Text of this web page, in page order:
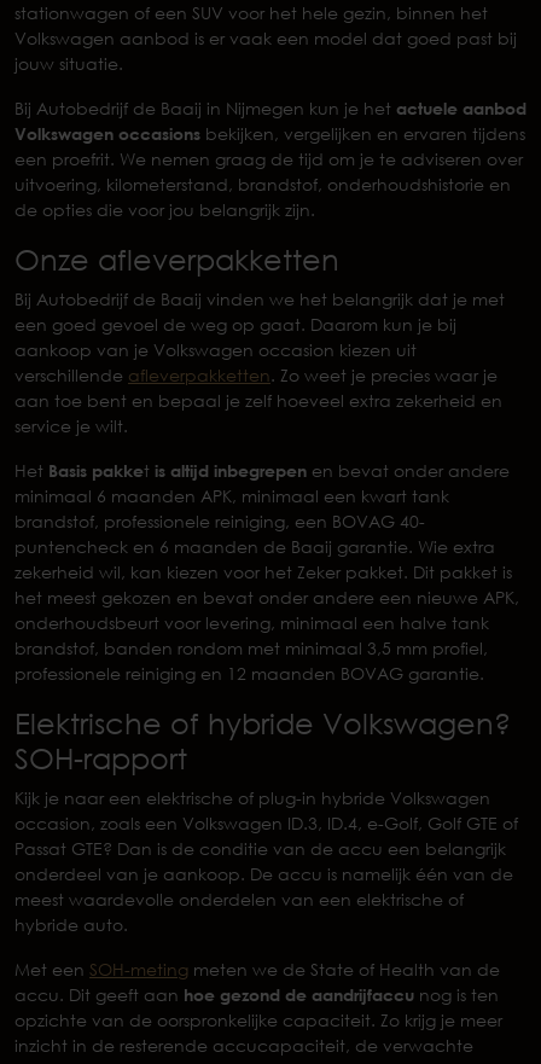
stationwagen of een SUV voor het hele gezin, binnen het
Volkswagen aanbod is er vaak een model dat goed past bij
jouw situatie.
Bij Autobedrijf de Baaij in Nijmegen kun je het actuele aanbod
Volkswagen occasions bekijken, vergelijken en ervaren tijdens
een proefrit. We nemen graag de tijd om je te adviseren over
uitvoering, kilometerstand, brandstof, onderhoudshistorie en
de opties die voor jou belangrijk zijn.
Onze afleverpakketten
Bij Autobedrijf de Baaij vinden we het belangrijk dat je met
een goed gevoel de weg op gaat. Daarom kun je bij
aankoop van je Volkswagen occasion kiezen uit
verschillende afleverpakketten. Zo weet je precies waar je
aan toe bent en bepaal je zelf hoeveel extra zekerheid en
service je wilt.
Het Basis pakket is altijd inbegrepen en bevat onder andere
minimaal 6 maanden APK, minimaal een kwart tank
brandstof, professionele reiniging, een BOVAG 40-
puntencheck en 6 maanden de Baaij garantie. Wie extra
zekerheid wil, kan kiezen voor het Zeker pakket. Dit pakket is
het meest gekozen en bevat onder andere een nieuwe APK,
onderhoudsbeurt voor levering, minimaal een halve tank
brandstof, banden rondom met minimaal 3,5 mm profiel,
professionele reiniging en 12 maanden BOVAG garantie.
Elektrische of hybride Volkswagen?
SOH-rapport
Kijk je naar een elektrische of plug-in hybride Volkswagen
occasion, zoals een Volkswagen ID.3, ID.4, e-Golf, Golf GTE of
Passat GTE? Dan is de conditie van de accu een belangrijk
onderdeel van je aankoop. De accu is namelijk één van de
meest waardevolle onderdelen van een elektrische of
hybride auto.
Met een SOH-meting meten we de State of Health van de
accu. Dit geeft aan hoe gezond de aandrijfaccu nog is ten
opzichte van de oorspronkelijke capaciteit. Zo krijg je meer
inzicht in de resterende accucapaciteit, de verwachte